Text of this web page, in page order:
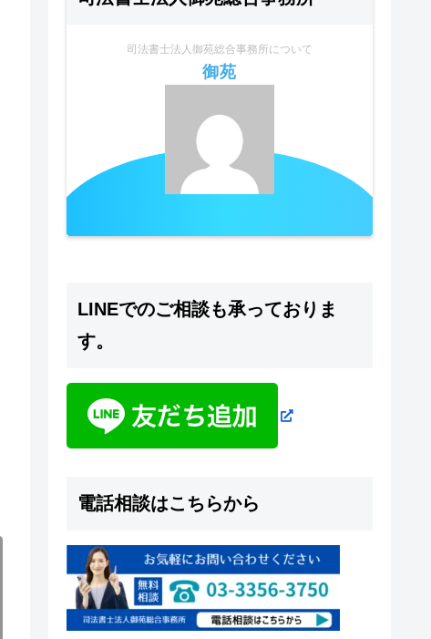
司法書士法人御苑総合事務所について
御苑
LINEでのご相談も承っておりま
す。
電話相談はこちらから